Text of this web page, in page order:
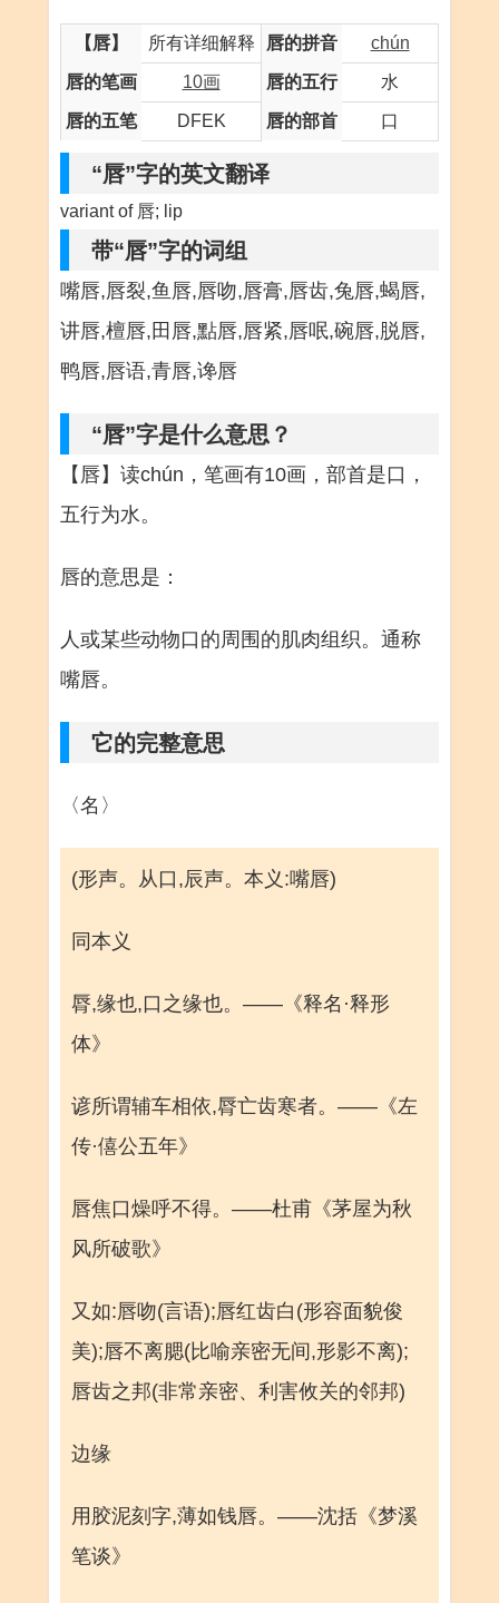
【唇】 所有详细解释 唇的拼音 chún
唇的笔画 10画 唇的五行 水
唇的五笔 DFEK 唇的部首 口
“唇”字的英文翻译
variant of 唇; lip
带“唇”字的词组
嘴唇,唇裂,鱼唇,唇吻,唇膏,唇齿,兔唇,蝎唇,
讲唇,檀唇,田唇,點唇,唇紧,唇呡,碗唇,脱唇,
鸭唇,唇语,青唇,谗唇
“唇”字是什么意思？
【唇】读chún，笔画有10画，部首是口，
五行为水。
唇的意思是：
人或某些动物口的周围的肌肉组织。通称
嘴唇。
它的完整意思
〈名〉
(形声。从口,辰声。本义:嘴唇)
同本义
脣,缘也,口之缘也。——《释名·释形
体》
谚所谓辅车相依,脣亡齿寒者。——《左
传·僖公五年》
唇焦口燥呼不得。——杜甫《茅屋为秋
风所破歌》
又如:唇吻(言语);唇红齿白(形容面貌俊
美);唇不离腮(比喻亲密无间,形影不离);
唇齿之邦(非常亲密、利害攸关的邻邦)
边缘
用胶泥刻字,薄如钱唇。——沈括《梦溪
笔谈》